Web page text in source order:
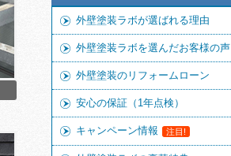
外壁塗装ラボが選ばれる理由
外壁塗装ラボを選んだお客様の声
外壁塗装のリフォームローン
安心の保証（1年点検）
キャンペーン情報 注目!